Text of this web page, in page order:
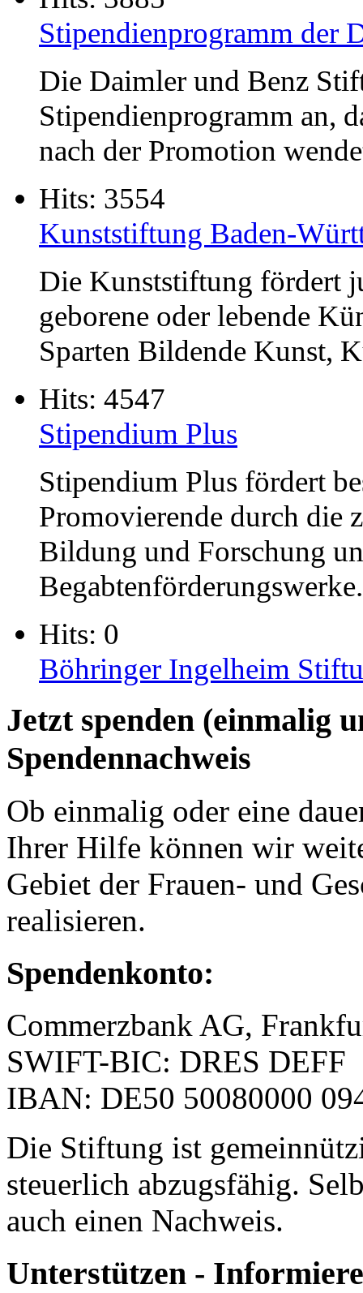
Stipendienprogramm der
Die Daimler und Benz
Stipendienprogramm an,
nach der Promotion
Hits: 3554
Kunststiftung Baden-
Die Kunststiftung fördert
geborene oder lebende
Sparten Bildende Kunst,
Hits: 4547
Stipendium Plus
Stipendium Plus fördert
Promovierende durch
Bildung und Forschung
Begabtenförderungswerke.
Hits: 0
Böhringer Ingelheim
Jetzt spenden (einmalig
Spendennachweis
Ob einmalig oder eine
Ihrer Hilfe können wir
Gebiet der Frauen- und
realisieren.
Spendenkonto:
Commerzbank AG,
SWIFT-BIC: DRES DEFF
IBAN: DE50 50080000
Die Stiftung ist
steuerlich abzugsfähig.
auch einen Nachweis.
Unterstützen -